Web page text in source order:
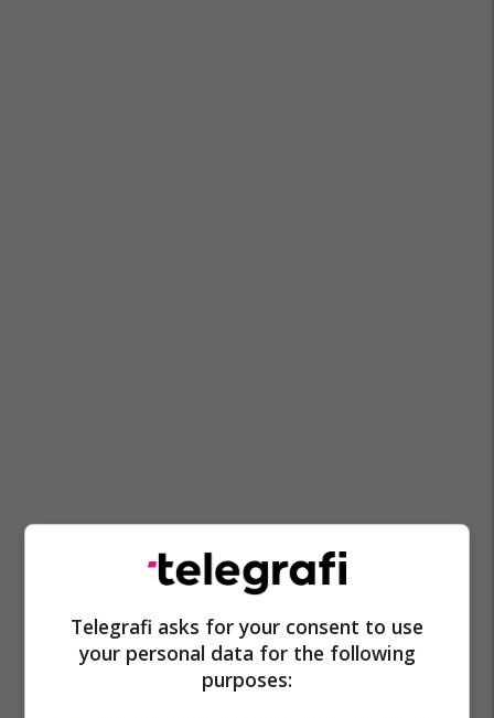
Telegrafi asks for your consent to use
your personal data for the following
purposes: